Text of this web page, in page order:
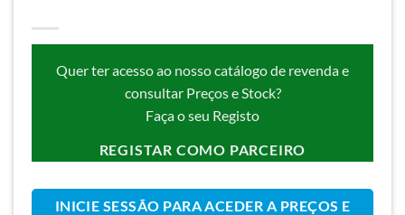
Quer ter acesso ao nosso catálogo de revenda e
consultar Preços e Stock?
Faça o seu Registo
REGISTAR COMO PARCEIRO
INICIE SESSÃO PARA ACEDER A PREÇOS E